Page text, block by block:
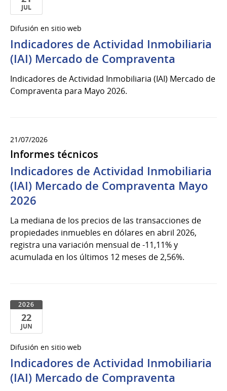
JUL
de
Jul
del
Difusión en sitio web
Indicadores de Actividad Inmobiliaria
(IAI) Mercado de Compraventa
Indicadores de Actividad Inmobiliaria (IAI) Mercado de
Compraventa para Mayo 2026.
21/07/2026
Informes técnicos
Indicadores de Actividad Inmobiliaria
(IAI) Mercado de Compraventa Mayo
2026
La mediana de los precios de las transacciones de
propiedades inmuebles en dólares en abril 2026,
registra una variación mensual de -11,11% y
acumulada en los últimos 12 meses de 2,56%.
2026
22
JUN
de
Jun
del
Difusión en sitio web
Indicadores de Actividad Inmobiliaria
(IAI) Mercado de Compraventa